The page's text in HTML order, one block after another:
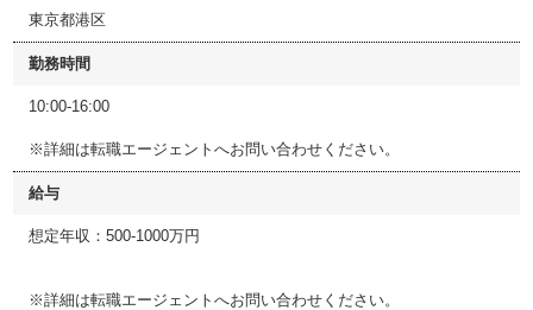
東京都港区
勤務時間
10:00-16:00
※詳細は転職エージェントへお問い合わせください。
給与
想定年収：500-1000万円
※詳細は転職エージェントへお問い合わせください。